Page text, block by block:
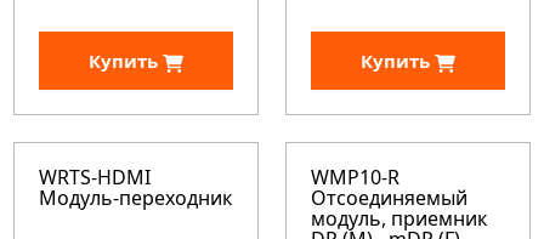
Купить Купить
WRTS-HDMI
Модуль-переходник
WMP10-R
Отсоединяемый
модуль, приемник